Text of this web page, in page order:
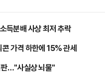
득분배 사상 최저 추락
가격 하한에 15% 관세
판…"사실상 뇌물"